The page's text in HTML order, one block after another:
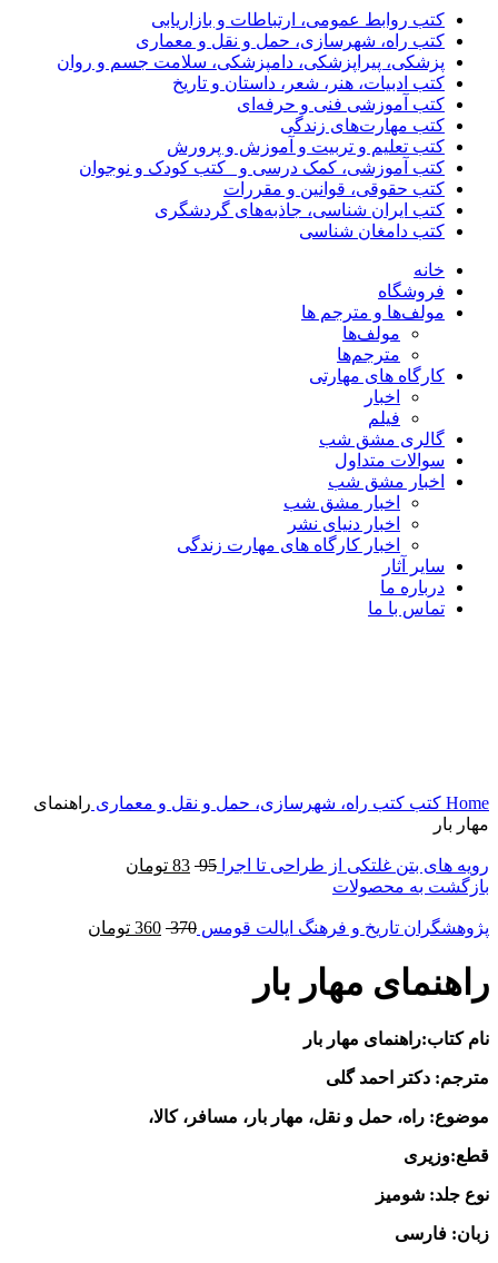
کتب روابط عمومی، ارتباطات و بازاریابی
کتب راه، شهرسازی، حمل و نقل و معماری
پزشکی، پیراپزشکی، دامپزشکی، سلامت جسم و روان
کتب ادبیات، هنر، شعر، داستان و تاریخ
کتب آموزشی فنی و حرفه‌ای
کتب مهارت‌های زندگی
کتب تعلیم و تربیت و آموزش و پرورش
کتب آموزشی، کمک درسی و _کتب کودک و نوجوان
کتب حقوقی، قوانین و مقررات
کتب ایران شناسی، جاذبه‌های گردشگری
کتب دامغان شناسی
خانه
فروشگاه
مولف‌ها و مترجم ها
مولف‌ها
مترجم‌ها
کارگاه های مهارتی
اخبار
فیلم
گالری مشق شب
سوالات متداول
اخبار مشق شب
اخبار مشق شب
اخبار دنیای نشر
اخبار کارگاه های مهارت زندگی
سایر آثار
درباره ما
تماس با ما
Home کتب کتب راه، شهرسازی، حمل و نقل و معماری راهنمای
مهار بار
رویه های بتن غلتکی از طراحی تا اجرا 95
83 تومان
بازگشت به محصولات
پژوهشگران تاریخ و فرهنگ ایالت قومس 370
360 تومان
راهنمای مهار بار
نام کتاب:راهنمای مهار بار
مترجم: دکتر احمد گلی
موضوع: راه، حمل و نقل، مهار بار، مسافر، کالا،
قطع:وزیری
نوع جلد: شومیز
زبان: فارسی